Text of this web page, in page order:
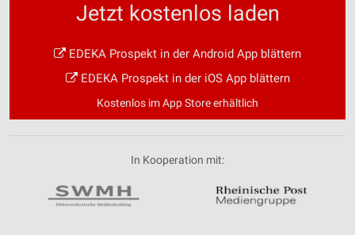
Jetzt kostenlos laden
EDEKA Prospekt in der Android App blättern
EDEKA Prospekt in der iOS App blättern
Kostenlos im App Store erhältlich
In Kooperation mit: